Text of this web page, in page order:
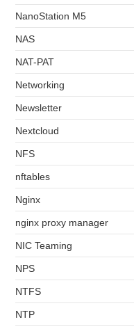
NanoStation M5
NAS
NAT-PAT
Networking
Newsletter
Nextcloud
NFS
nftables
Nginx
nginx proxy manager
NIC Teaming
NPS
NTFS
NTP